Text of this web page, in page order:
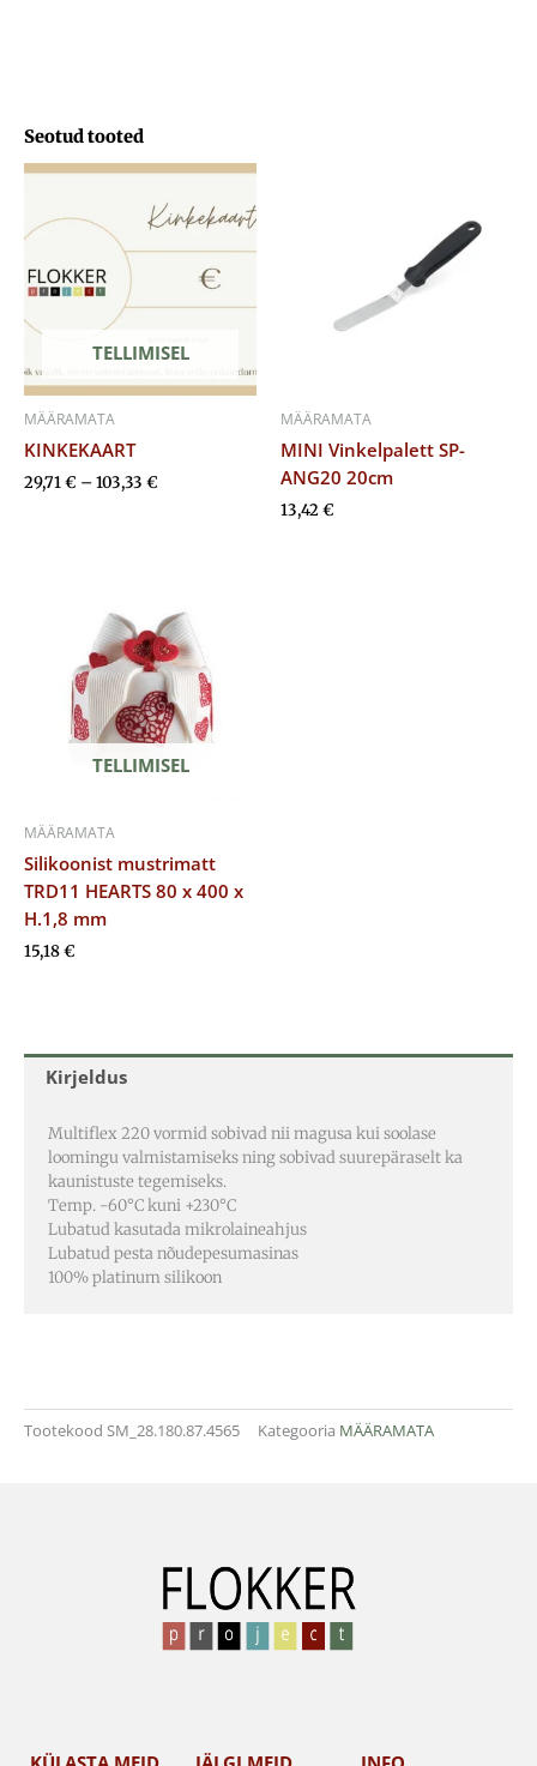
Kirjeldus
Multiflex 220 vormid sobivad nii magusa kui soolase
loomingu valmistamiseks ning sobivad suurepäraselt ka
kaunistuste tegemiseks.
Temp. -60°C kuni +230°C
Lubatud kasutada mikrolaineahjus
Lubatud pesta nõudepesumasinas
100% platinum silikoon
Tootekood SM_28.180.87.4565 Kategooria MÄÄRAMATA
Seotud tooted
TELLIMISEL
MÄÄRAMATA
KINKEKAART
29,71€ –103,33 €
Hinnavahemik:
kuni
103,33 €
MÄÄRAMATA
MINI Vinkelpalett SP-
ANG20 20cm
13,42€
TELLIMISEL
MÄÄRAMATA
Silikoonist mustrimatt
TRD11 HEARTS 80 x 400 x
H.1,8 mm
15,18€